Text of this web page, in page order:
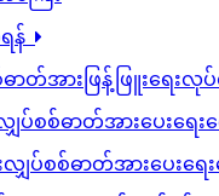
ြေး
ရန်
ာတ်အားဖြန့်ဖြူးရေးလုပ်င
ပ်စစ်ဓာတ်အားပေးရေးက
လျှပ်စစ်ဓာတ်အားပေးရေး